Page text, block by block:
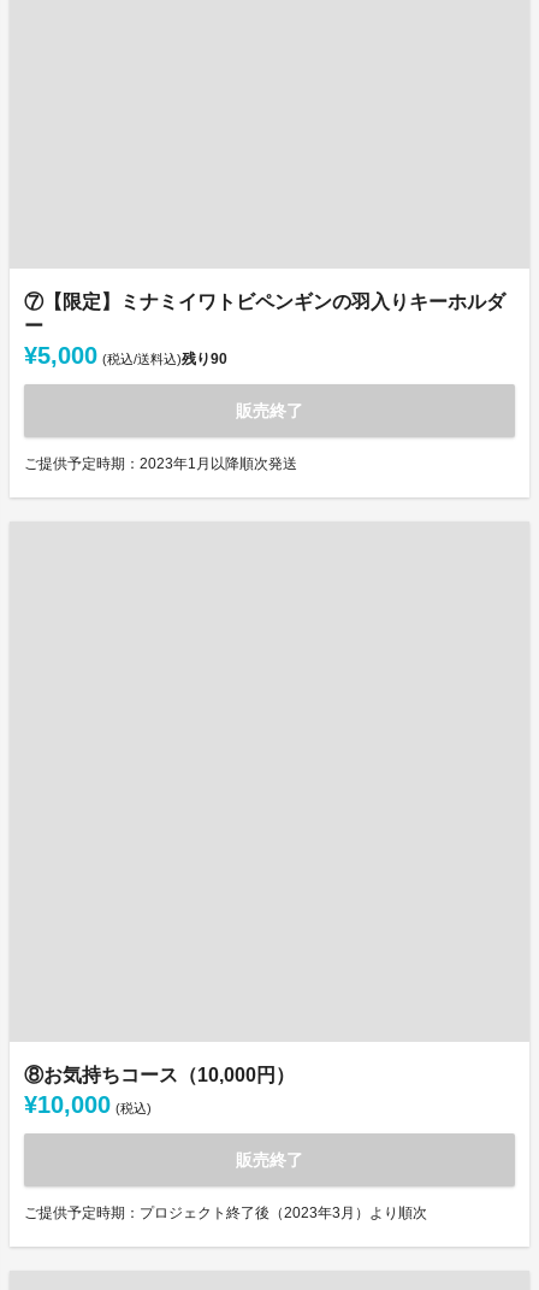
⑦【限定】ミナミイワトビペンギンの羽入りキーホルダ
ー
¥5,000 (税込/送料込)残り90
販売終了
ご提供予定時期：2023年1月以降順次発送
⑧お気持ちコース（10,000円）
¥10,000 (税込)
販売終了
ご提供予定時期：プロジェクト終了後（2023年3月）より順次